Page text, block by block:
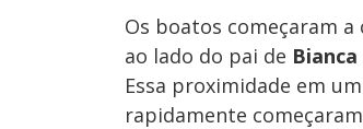
Os boatos começaram
ao lado do pai de
Essa proximidade em
rapidamente